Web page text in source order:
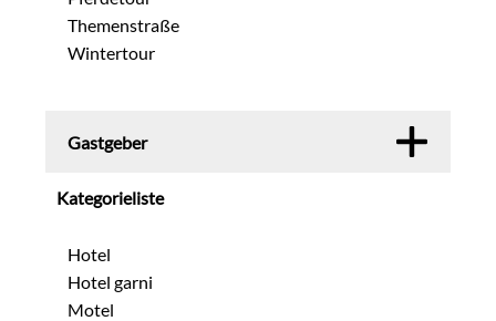
Themenstraße
Wintertour
Gastgeber
Kategorieliste
Hotel
Hotel garni
Motel